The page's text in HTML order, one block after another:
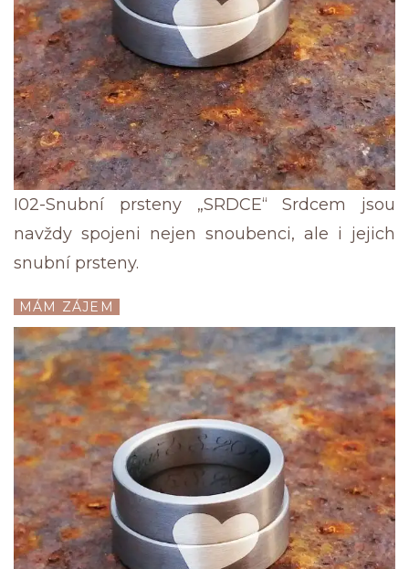
I02-Snubní prsteny „SRDCE“ Srdcem jsou
navždy spojeni nejen snoubenci, ale i jejich
snubní prsteny.
MÁM ZÁJEM